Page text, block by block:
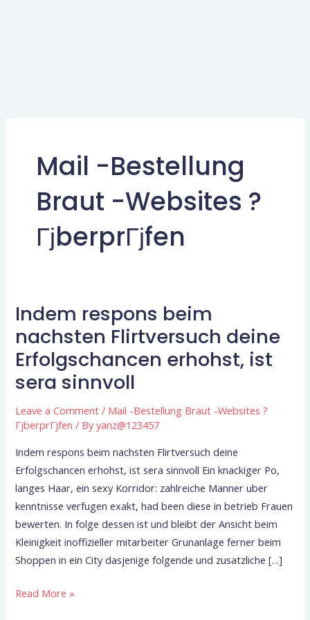
Mail -Bestellung
Braut -Websites ?
ГјberprГјfen
Indem respons beim
nachsten Flirtversuch deine
Erfolgschancen erhohst, ist
sera sinnvoll
Leave a Comment / Mail -Bestellung Braut -Websites ?
ГјberprГјfen / Byyanz@123457
Indem respons beim nachsten Flirtversuch deine
Erfolgschancen erhohst, ist sera sinnvoll Ein knackiger Po,
langes Haar, ein sexy Korridor: zahlreiche Manner uber
kenntnisse verfugen exakt, had been diese in betrieb Frauen
bewerten. In folge dessen ist und bleibt der Ansicht beim
Kleinigkeit inoffizieller mitarbeiter Grunanlage ferner beim
Shoppen in ein City dasjenige folgende und zusatzliche […]
Indem
beim
nachsten
Flirtversuch
Erfolgschancen
ist
sera
sinnvoll
Read More »